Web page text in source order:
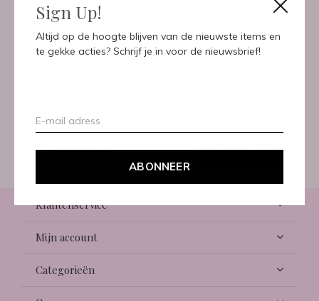
Sign Up!
Altijd op de hoogte blijven van de nieuwste items en
te gekke acties? Schrijf je in voor de nieuwsbrief!
ABONNEER
Meld je aan voor onze
ABONNEER
Klantenservice
Mijn account
Categorieën